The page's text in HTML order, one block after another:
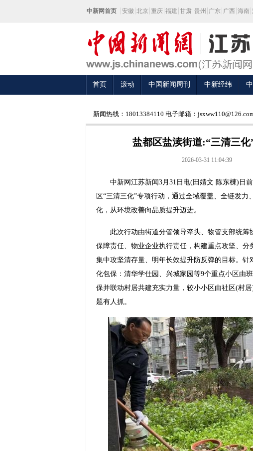
中新网首页 安徽 北京 重庆 福建 甘肃 贵州 广东 广西 海南
首页 滚动 中国新闻周刊 中新经纬
新闻热线：18013384110 电子邮箱：
盐都区盐渎街道:“三清三
2026-03-31 11:04:39
中新网江苏新闻3月31日电(田婧文 陈东楝)日前
区“三清三化”专项行动，通过全域覆盖、全链发力
化，从环境改善向品质提升迈进。
此次行动由街道分管领导牵头、物管支部统筹
保障责任、物业企业执行责任，构建重点攻坚、
集中攻坚清存量、明年长效提升防反弹的目标。
化包保：清华学仕园、兴城家园等9个重点小区由
保并联动村居共建充实力量，较小小区由社区(村
题有人抓。